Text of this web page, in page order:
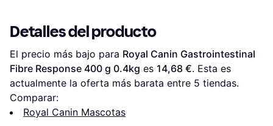
Detalles del producto
El precio más bajo para Royal Canin Gastrointestinal
Fibre Response 400 g 0.4kg es 14,68 €. Esta es
actualmente la oferta más barata entre 5 tiendas.
Comparar:
Royal Canin Mascotas